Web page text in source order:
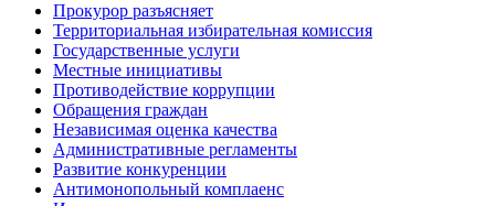
Прокурор разъясняет
Территориальная избирательная комиссия
Государственные услуги
Местные инициативы
Противодействие коррупции
Обращения граждан
Независимая оценка качества
Административные регламенты
Развитие конкуренции
Антимонопольный комплаенс